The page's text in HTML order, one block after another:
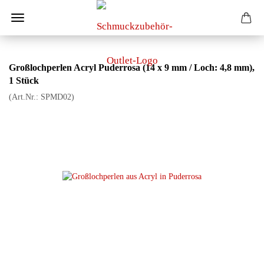
Großlochperlen Acryl Puderrosa (14 x 9 mm / Loch: 4,8 mm),
1 Stück
(Art.Nr.: SPMD02)